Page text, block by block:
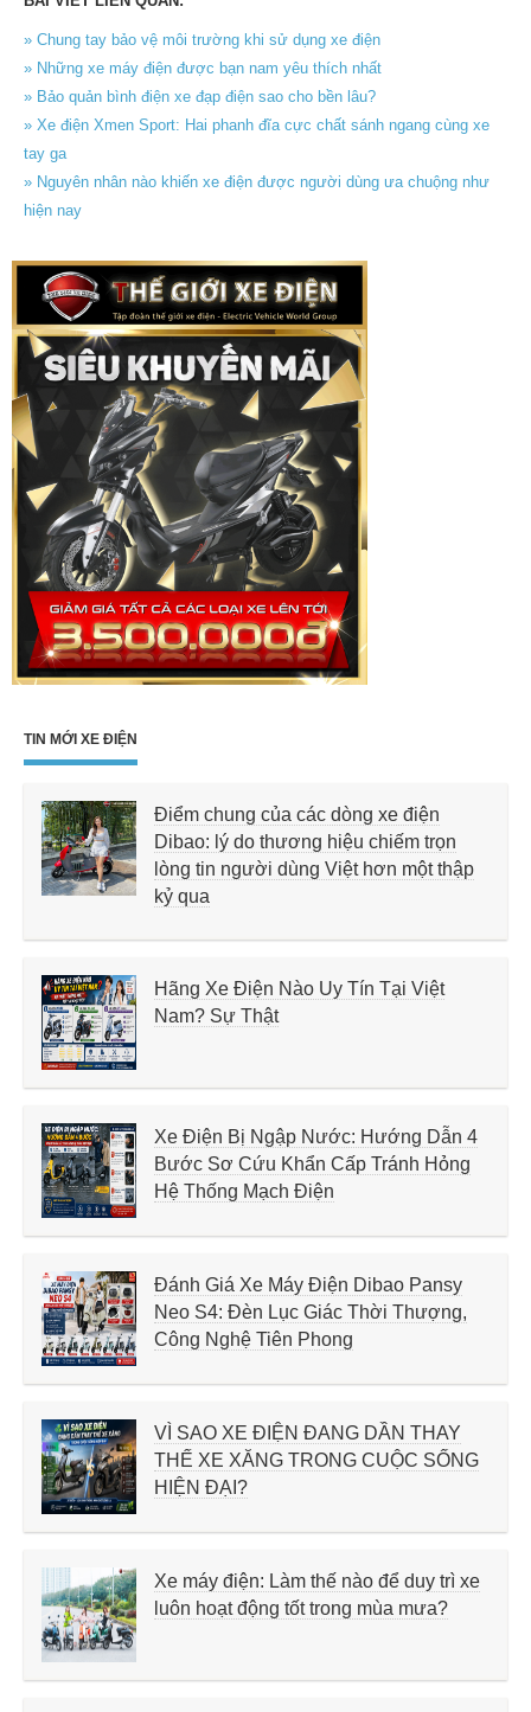
» Chung tay bảo vệ môi trường khi sử dụng xe điện
» Những xe máy điện được bạn nam yêu thích nhất
» Bảo quản bình điện xe đạp điện sao cho bền lâu?
» Xe điện Xmen Sport: Hai phanh đĩa cực chất sánh ngang cùng xe
tay ga
» Nguyên nhân nào khiến xe điện được người dùng ưa chuộng như
hiện nay
TIN MỚI XE ĐIỆN
Điểm chung của các dòng xe điện
Dibao: lý do thương hiệu chiếm trọn
lòng tin người dùng Việt hơn một thập
kỷ qua
Hãng Xe Điện Nào Uy Tín Tại Việt
Nam? Sự Thật
Xe Điện Bị Ngập Nước: Hướng Dẫn 4
Bước Sơ Cứu Khẩn Cấp Tránh Hỏng
Hệ Thống Mạch Điện
Đánh Giá Xe Máy Điện Dibao Pansy
Neo S4: Đèn Lục Giác Thời Thượng,
Công Nghệ Tiên Phong
VÌ SAO XE ĐIỆN ĐANG DẦN THAY
THẾ XE XĂNG TRONG CUỘC SỐNG
HIỆN ĐẠI?
Xe máy điện: Làm thế nào để duy trì xe
luôn hoạt động tốt trong mùa mưa?